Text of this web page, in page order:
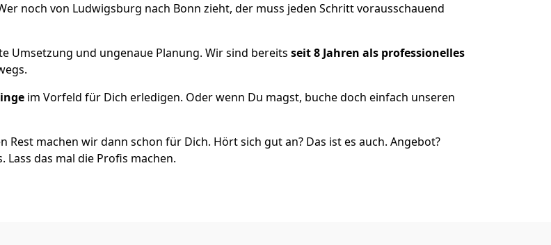
noch von Ludwigsburg nach Bonn zieht, der muss jeden Schritt vorausschauend
Umsetzung und ungenaue Planung. Wir sind bereits seit 8 Jahren als professionelles
im Vorfeld für Dich erledigen. Oder wenn Du magst, buche doch einfach unseren
machen wir dann schon für Dich. Hört sich gut an? Das ist es auch. Angebot?
Lass das mal die Profis machen.